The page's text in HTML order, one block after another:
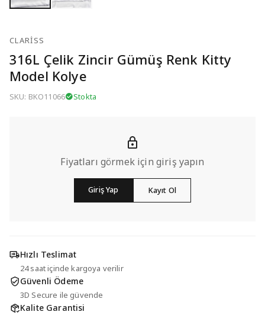
CLARISS
316L Çelik Zincir Gümüş Renk Kitty
Model Kolye
SKU: BKO11066 Stokta
Fiyatları görmek için giriş yapın
Giriş Yap Kayıt Ol
Hızlı Teslimat
24 saat içinde kargoya verilir
Güvenli Ödeme
3D Secure ile güvende
Kalite Garantisi